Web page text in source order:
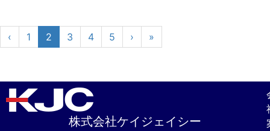
‹ 1 2 3 4 5 › »
株式会社ケイジェイシー